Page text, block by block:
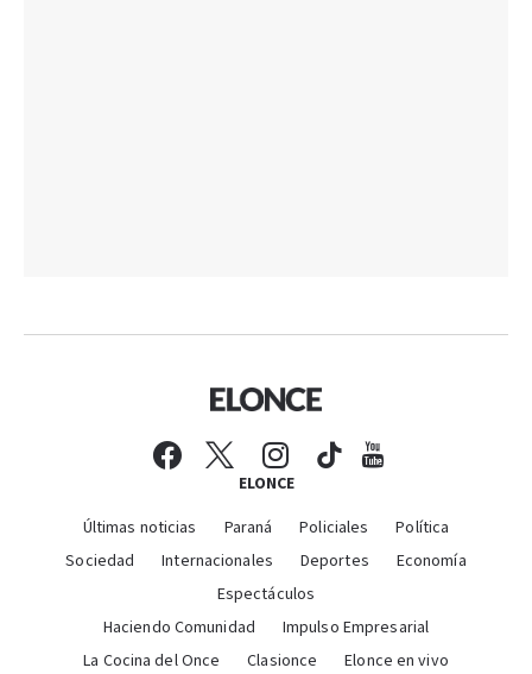
ELONCE
Últimas noticias Paraná Policiales
Política
Sociedad
Internacionales Deportes
Economía
Espectáculos
Haciendo Comunidad
Impulso Empresarial
La Cocina del Once
Clasionce Elonce en vivo